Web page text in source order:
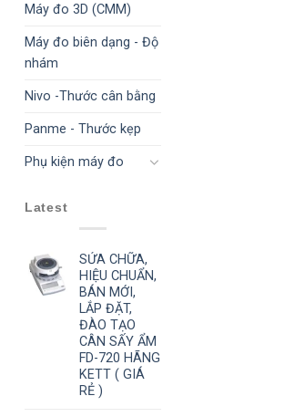
Máy đo 3D (CMM)
Máy đo biên dạng - Độ
nhám
Nivo -Thước cân bằng
Panme - Thước kẹp
Phụ kiện máy đo
Latest
SỬA CHỮA,
HIỆU CHUẨN,
BÁN MỚI,
LẮP ĐẶT,
ĐÀO TẠO
CÂN SẤY ẨM
FD-720 HÃNG
KETT ( GIÁ
RẺ )